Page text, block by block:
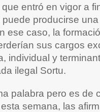
entró en vigor a
producirse
ese caso, la
sus cargos
individual y
ilegal Sortu.
palabra pero es de
semana, las